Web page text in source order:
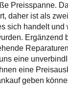
Preisspanne.
daher ist als
sich handelt und
Ergänzend
eine
eine
geben